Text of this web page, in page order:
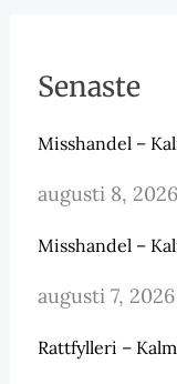
Senaste
Misshandel –
augusti 8, 2026
Misshandel –
augusti 7, 2026
Rattfylleri –